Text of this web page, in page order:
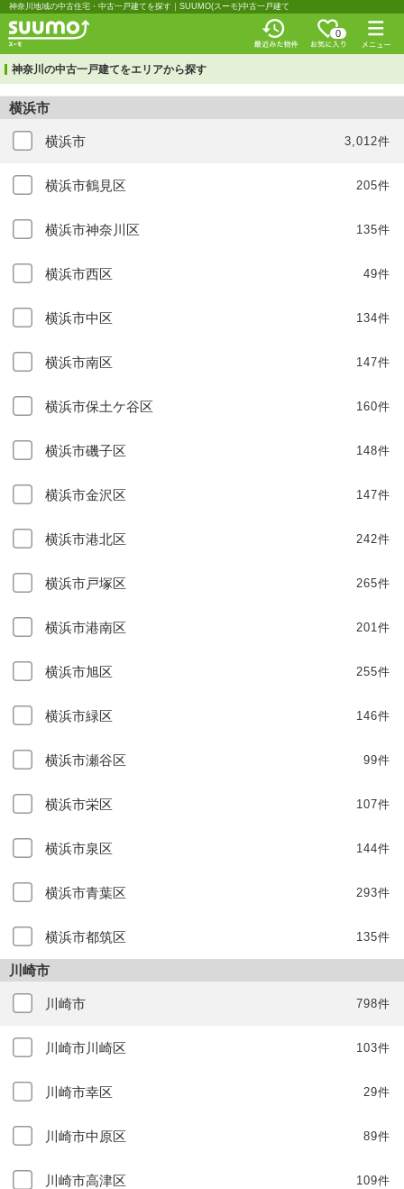
神奈川地域の中古住宅・中古一戸建てを探す｜SUUMO(スーモ)中古一戸建て
0
神奈川の中古一戸建てをエリアから探す
横浜市
横浜市 3,012件
横浜市鶴見区 205件
横浜市神奈川区 135件
横浜市西区 49件
横浜市中区 134件
横浜市南区 147件
横浜市保土ケ谷区 160件
横浜市磯子区 148件
横浜市金沢区 147件
横浜市港北区 242件
横浜市戸塚区 265件
横浜市港南区 201件
横浜市旭区 255件
横浜市緑区 146件
横浜市瀬谷区 99件
横浜市栄区 107件
横浜市泉区 144件
横浜市青葉区 293件
横浜市都筑区 135件
川崎市
川崎市 798件
川崎市川崎区 103件
川崎市幸区 29件
川崎市中原区 89件
川崎市高津区 109件